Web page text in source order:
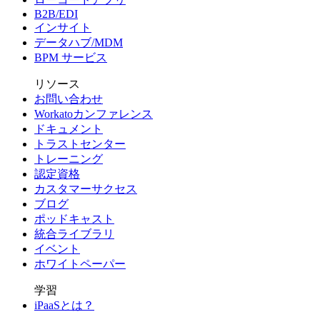
B2B/EDI
インサイト
データハブ/MDM
BPM サービス
リソース
お問い合わせ
Workatoカンファレンス
ドキュメント
トラストセンター
トレーニング
認定資格
カスタマーサクセス
ブログ
ポッドキャスト
統合ライブラリ
イベント
ホワイトペーパー
学習
iPaaSとは？